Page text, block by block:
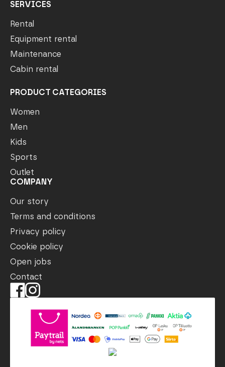
SERVICES
Rental
Equipment rental
Maintenance
Cabin rental
PRODUCT CATEGORIES
Women
Men
Kids
Sports
Outlet
COMPANY
Our story
Terms and conditions
Privacy policy
Cookie policy
Open jobs
Contact